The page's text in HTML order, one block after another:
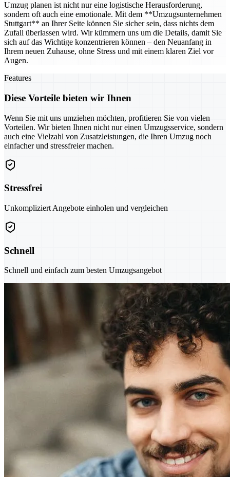
Umzug planen ist nicht nur eine logistische Herausforderung,
sondern oft auch eine emotionale. Mit dem **Umzugsunternehmen
Stuttgart** an Ihrer Seite können Sie sicher sein, dass nichts dem
Zufall überlassen wird. Wir kümmern uns um die Details, damit Sie
sich auf das Wichtige konzentrieren können – den Neuanfang in
Ihrem neuen Zuhause, ohne Stress und mit einem klaren Ziel vor
Augen.
Features
Diese Vorteile bieten wir Ihnen
Wenn Sie mit uns umziehen möchten, profitieren Sie von vielen
Vorteilen. Wir bieten Ihnen nicht nur einen Umzugsservice, sondern
auch eine Vielzahl von Zusatzleistungen, die Ihren Umzug noch
einfacher und stressfreier machen.
Stressfrei
Unkompliziert Angebote einholen und vergleichen
Schnell
Schnell und einfach zum besten Umzugsangebot